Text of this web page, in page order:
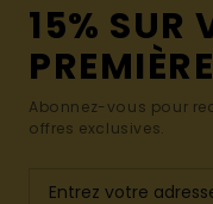
15% SUR
Abonnez-vous pour
offres exclusives.